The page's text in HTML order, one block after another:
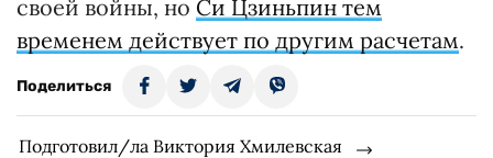
своей войны, но Си Цзиньпин тем
временем действует по другим расчетам.
Поделиться
Подготовил/ла Виктория Хмилевская